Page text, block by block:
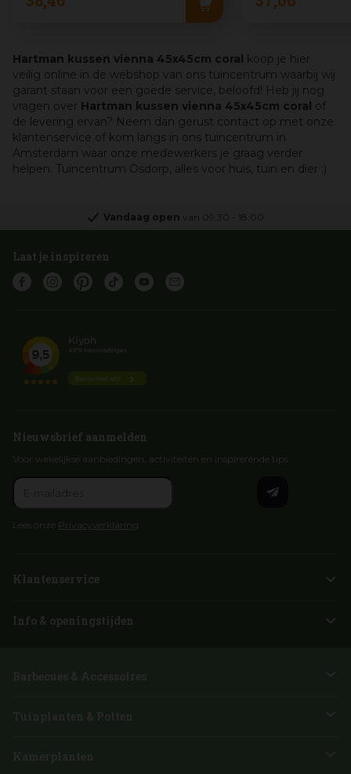
Hartman kussen vienna 45x45cm coral koop je hier
veilig online in de webshop van ons tuincentrum waarbij wij
garant staan voor een goede service, beloofd! Heb jij nog
vragen over Hartman kussen vienna 45x45cm coral of
de levering ervan? Neem dan gerust contact op met onze
klantenservice of kom langs in ons tuincentrum in
Amsterdam waar onze medewerkers je graag verder
helpen. Tuincentrum Osdorp, alles voor huis, tuin en dier :)
Vandaag open van 09:30 18:00
Laat je inspireren
Nieuwsbrief aanmelden
Voor wekelijkse aanbiedingen, activiteiten en inspirerende tips
Lees onze Privacyverklaring
Klantenservice
Info & openingstijden